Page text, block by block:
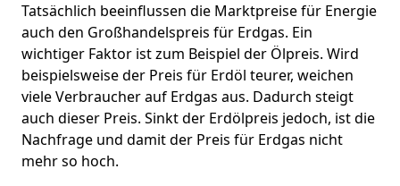
Tatsächlich beeinflussen die Marktpreise für Energie
auch den Großhandelspreis für Erdgas. Ein
wichtiger Faktor ist zum Beispiel der Ölpreis. Wird
beispielsweise der Preis für Erdöl teurer, weichen
viele Verbraucher auf Erdgas aus. Dadurch steigt
auch dieser Preis. Sinkt der Erdölpreis jedoch, ist die
Nachfrage und damit der Preis für Erdgas nicht
mehr so hoch.